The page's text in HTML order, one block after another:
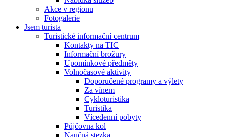
Akce v regionu
Fotogalerie
Jsem turista
Turistické informační centrum
Kontakty na TIC
Informační brožury
Upomínkové předměty
Volnočasové aktivity
Doporučené programy a výlety
Za vínem
Cykloturistika
Turistika
Vícedenní pobyty
Půjčovna kol
Naučná stezka